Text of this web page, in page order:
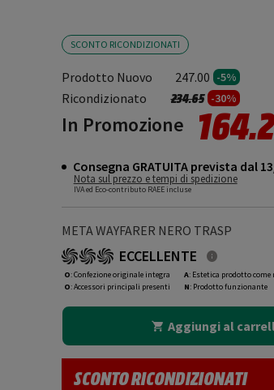
SCONTO RICONDIZIONATI
Prodotto Nuovo 247.00 -5%
Ricondizionato Prezzo ridotto da
234.65a-30%
In Promozione
Consegna GRATUITA prevista dal
Nota sul prezzo e tempi di spedizione
IVA ed Eco-contributo RAEE incluse
META WAYFARER NERO TRASP
ECCELLENTE
O: Confezione originale integra
O: Accessori principali presenti
A: Estetica prodotto come
N: Prodotto funzionante
Aggiungi al
SCONTO RICONDIZIONATI